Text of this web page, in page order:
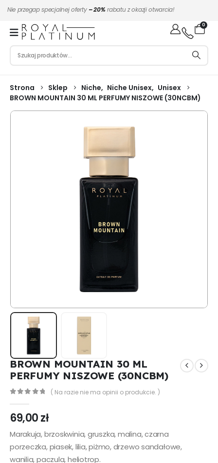
Nie przegap specjalnej oferty – 20%rabatu z okazji otwarcia!
0
Strona Sklep Niche, Niche Unisex, Unisex
BROWN MOUNTAIN 30 ML PERFUMY NISZOWE (30NCBM)
BROWN MOUNTAIN 30 ML
PERFUMY NISZOWE (30NCBM)
( Na razie nie ma opinii o produkcie. )
69,00zł
Marakuja, brzoskwinia, gruszka, malina, czarna
porzeczka, piasek, lilia, piżmo, drzewo sandałowe,
wanilia, paczula, heliotrop.